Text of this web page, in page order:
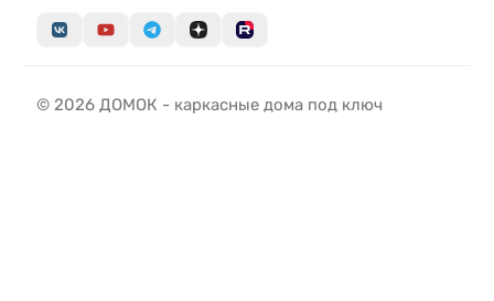
© 2026 ДОМОК - каркасные дома под ключ